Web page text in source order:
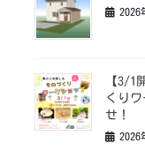
2026
【3/1
くり
せ！
2026